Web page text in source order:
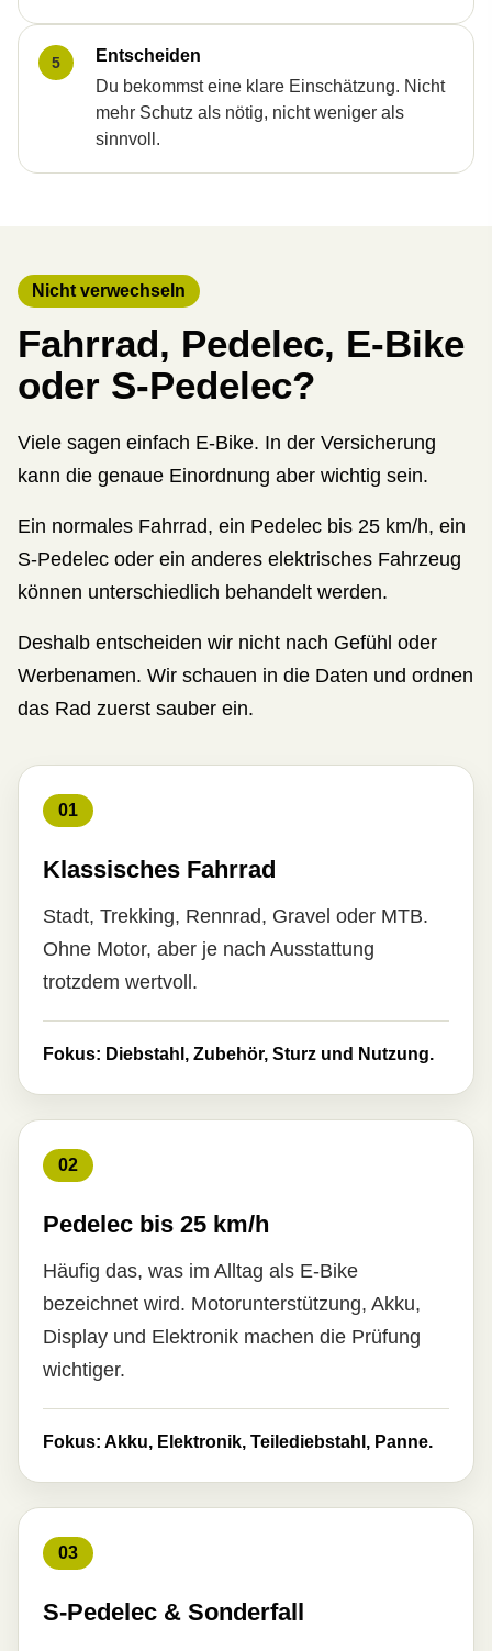
5
Entscheiden
Du bekommst eine klare Einschätzung. Nicht
mehr Schutz als nötig, nicht weniger als
sinnvoll.
Nicht verwechseln
Fahrrad, Pedelec, E-Bike
oder S-Pedelec?
Viele sagen einfach E-Bike. In der Versicherung
kann die genaue Einordnung aber wichtig sein.
Ein normales Fahrrad, ein Pedelec bis 25 km/h, ein
S-Pedelec oder ein anderes elektrisches Fahrzeug
können unterschiedlich behandelt werden.
Deshalb entscheiden wir nicht nach Gefühl oder
Werbenamen. Wir schauen in die Daten und ordnen
das Rad zuerst sauber ein.
01
Klassisches Fahrrad
Stadt, Trekking, Rennrad, Gravel oder MTB.
Ohne Motor, aber je nach Ausstattung
trotzdem wertvoll.
Fokus: Diebstahl, Zubehör, Sturz und Nutzung.
02
Pedelec bis 25 km/h
Häufig das, was im Alltag als E-Bike
bezeichnet wird. Motorunterstützung, Akku,
Display und Elektronik machen die Prüfung
wichtiger.
Fokus: Akku, Elektronik, Teilediebstahl, Panne.
03
S-Pedelec & Sonderfall